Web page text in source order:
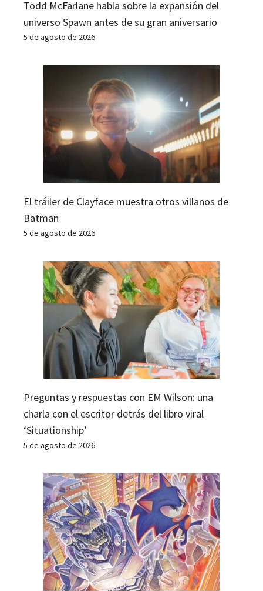
Todd McFarlane habla sobre la expansión del
universo Spawn antes de su gran aniversario
5 de agosto de 2026
El tráiler de Clayface muestra otros villanos de
Batman
5 de agosto de 2026
Preguntas y respuestas con EM Wilson: una
charla con el escritor detrás del libro viral
‘Situationship’
5 de agosto de 2026